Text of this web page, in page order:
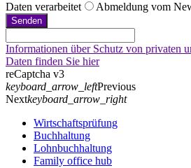
Daten verarbeitet
Abmeldung vom
Senden
Informationen über Schutz von privaten
Daten finden Sie hier
reCaptcha v3
keyboard_arrow_leftPrevious
Nextkeyboard_arrow_right
Wirtschaftsprüfung
Buchhaltung
Lohnbuchhaltung
Family office hub